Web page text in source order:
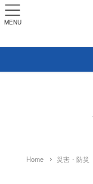
Home 災害・防災
MENU